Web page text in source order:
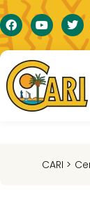
CARI >